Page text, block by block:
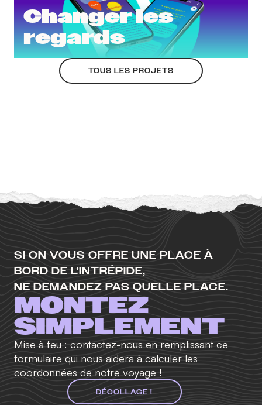
Changer les
regards
TOUS LES PROJETS
SI ON VOUS OFFRE UNE PLACE À
BORD DE L'INTRÉPIDE,
NE DEMANDEZ PAS QUELLE PLACE.
MONTEZ
SIMPLEMENT
Mise à feu : contactez-nous en remplissant ce
formulaire qui nous aidera à calculer les
coordonnées de notre voyage !
DÉCOLLAGE !